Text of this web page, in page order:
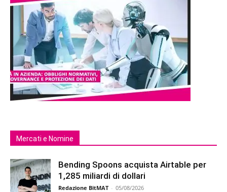
Mercati e Nomine
Bending Spoons acquista Airtable per
1,285 miliardi di dollari
Redazione BitMAT - 05/08/2026